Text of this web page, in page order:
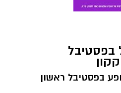
בפסטיבל
בפסטיבל ראשון